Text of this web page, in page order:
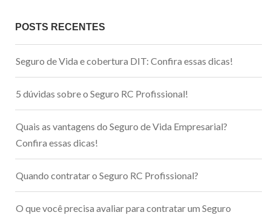
POSTS RECENTES
Seguro de Vida e cobertura DIT: Confira essas dicas!
5 dúvidas sobre o Seguro RC Profissional!
Quais as vantagens do Seguro de Vida Empresarial?
Confira essas dicas!
Quando contratar o Seguro RC Profissional?
O que você precisa avaliar para contratar um Seguro